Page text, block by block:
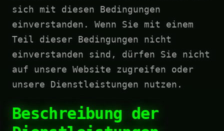
sich mit diesen Bedingungen
einverstanden. Wenn Sie mit einem
Teil dieser Bedingungen nicht
einverstanden sind, dürfen Sie nicht
auf unsere Website zugreifen oder
unsere Dienstleistungen nutzen.
Beschreibung der